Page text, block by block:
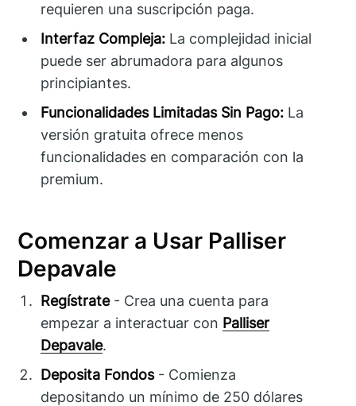
requieren una suscripción paga.
Interfaz Compleja: La complejidad inicial
puede ser abrumadora para algunos
principiantes.
Funcionalidades Limitadas Sin Pago: La
versión gratuita ofrece menos
funcionalidades en comparación con la
premium.
Comenzar a Usar Palliser
Depavale
Regístrate- Crea una cuenta para
empezar a interactuar con Palliser
Depavale.
Deposita Fondos- Comienza
depositando un mínimo de 250 dólares